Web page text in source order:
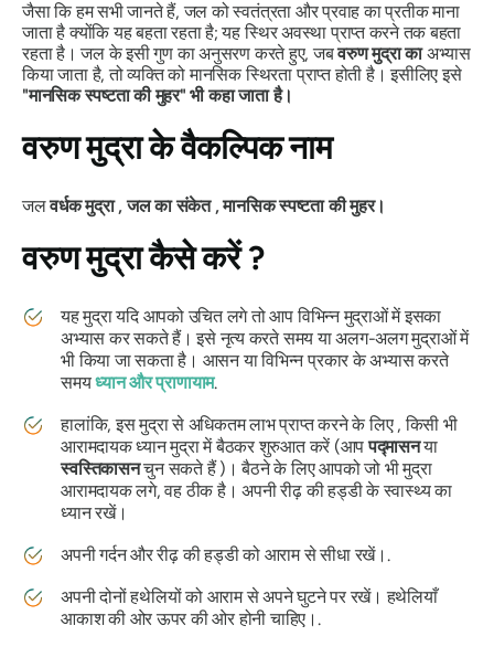
जैसा कि हम सभी जानते हैं, जल को स्वतंत्रता और प्रवाह का प्रतीक माना
जाता है क्योंकि यह बहता रहता है; यह स्थिर अवस्था प्राप्त करने तक बहता
रहता है। जल के इसी गुण का अनुसरण करते हुए, जबवरुणमुद्रा काअभ्यास
किया जाता है, तो व्यक्ति को मानसिक स्थिरता प्राप्त होती है। इसीलिए इसे
"मानसिक स्पष्टता की मुहर" भी कहा जाता है।
वरुणमुद्राके वैकल्पिक नाम
जलवर्धकमुद्रा ,जलकासंकेत ,मानसिक स्पष्टता की मुहर।
वरुणमुद्राकैसे करें ?
यहमुद्रायदि आपको उचित लगे तो आप विभिन्न मुद्राओं में इसका
अभ्यास कर सकते हैं। इसे नृत्य करते समय या अलग-अलग मुद्राओं में
भी किया जा सकता है। आसनया विभिन्न प्रकार के अभ्यास करते
समयध्यान औरप्राणायाम.
हालांकि, इसमुद्रासे अधिकतम लाभ प्राप्त करने के लिए , किसी भी
आरामदायक ध्यान मुद्रा में बैठकर शुरुआत करें (आपपद्मासनया
स्वस्तिकासनचुन सकते हैं )। बैठने के लिए आपको जो भी मुद्रा
आरामदायक लगे, वह ठीक है। अपनी रीढ़ की हड्डी के स्वास्थ्य का
ध्यान रखें।
अपनी गर्दन और रीढ़ की हड्डी को आराम से सीधा रखें।.
अपनी दोनों हथेलियों को आराम से अपने घुटने पर रखें। हथेलियाँ
आकाश की ओर ऊपर की ओर होनी चाहिए।.